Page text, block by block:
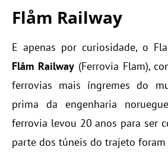
Flåm Railway
E apenas por curiosidade, o
Flåm Railway(Ferrovia Flam),
ferrovias mais íngremes do
prima da engenharia
ferrovia levou 20 anos para ser
parte dos túneis do trajeto foram